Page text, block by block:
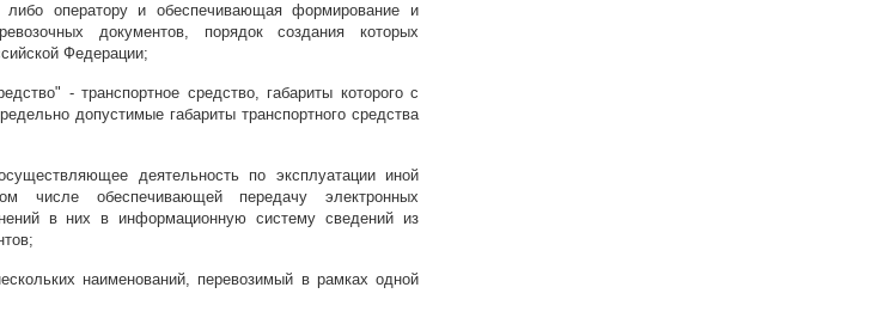
либо оператору и обеспечивающая формирование и
документов, порядок создания которых
Федерации;
- транспортное средство, габариты которого с
допустимые габариты транспортного средства
деятельность по эксплуатации иной
числе обеспечивающей передачу электронных
в них в информационную систему сведений из
наименований, перевозимый в рамках одной